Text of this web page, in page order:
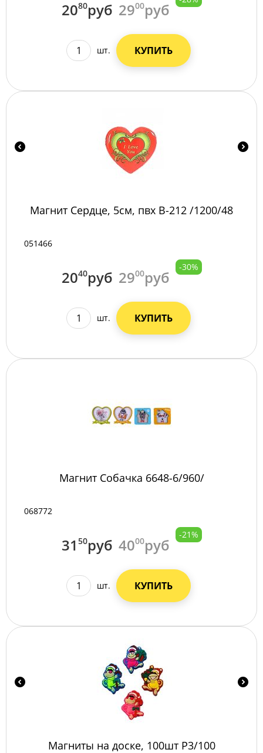
2080руб 2900руб
шт. КУПИТЬ
Магнит Сердце, 5см, пвх B-212 /1200/48
051466
2040руб 2900руб
-30%
шт. КУПИТЬ
Магнит Собачка 6648-6/960/
068772
31 50руб 4000руб
-21%
шт. КУПИТЬ
Магниты на доске, 100шт Р3/100